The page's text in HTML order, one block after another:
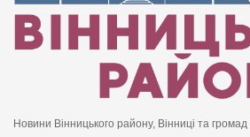
Новини Вінницького району, Вінниці та